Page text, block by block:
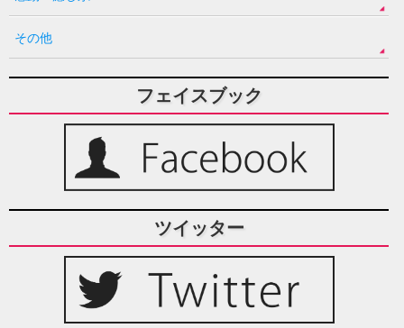
その他
フェイスブック
ツイッター